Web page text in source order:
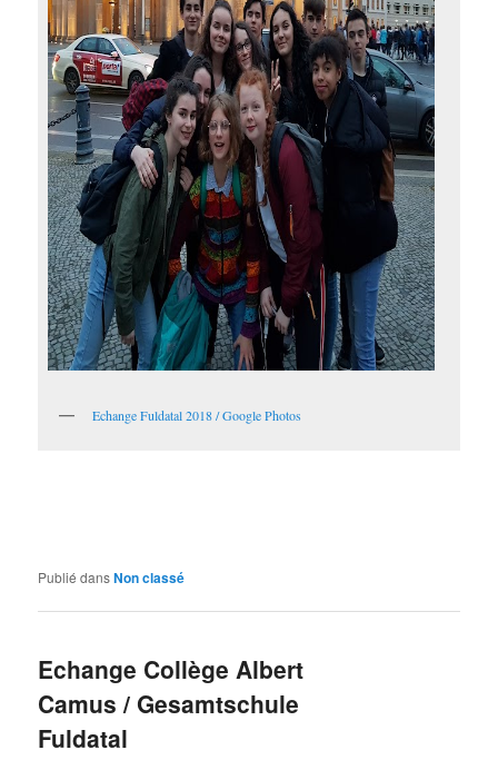
Echange Fuldatal 2018 / Google Photos
Publié dansNon classé
Echange Collège Albert
Camus / Gesamtschule
Fuldatal